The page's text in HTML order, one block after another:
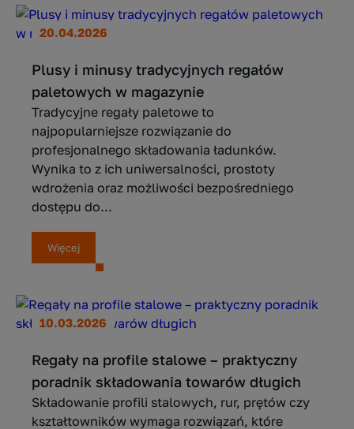
20.04.2026
Plusy i minusy tradycyjnych regałów
paletowych w magazynie
Tradycyjne regały paletowe to
najpopularniejsze rozwiązanie do
profesjonalnego składowania ładunków.
Wynika to z ich uniwersalności, prostoty
wdrożenia oraz możliwości bezpośredniego
dostępu do...
Więcej
10.03.2026
Regały na profile stalowe – praktyczny
poradnik składowania towarów długich
Składowanie profili stalowych, rur, prętów czy
kształtowników wymaga rozwiązań, które